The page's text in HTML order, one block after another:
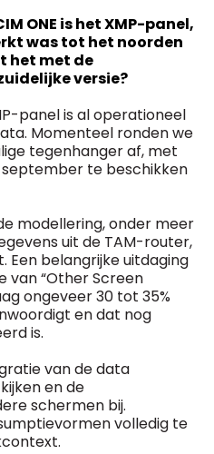
ONE is het XMP-panel,
was tot het noorden
het met de
versie?
panel is al operationeel
Momenteel ronden we
tegenhanger af, met
te beschikken
modellering, onder meer
uit de TAM-router,
belangrijke uitdaging
van “Other Screen
ongeveer 30 tot 35%
en dat nog
is.
van de data
en de
schermen bij.
volledig te